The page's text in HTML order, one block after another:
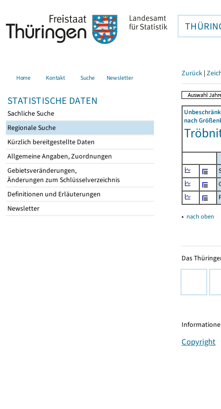
Home Kontakt Suche Newsletter
STATISTISCHE DATEN
Sachliche Suche
Regionale Suche
Kürzlich bereitgestellte Daten
Allgemeine Angaben, Zuordnungen
Gebietsveränderungen,
Änderungen zum Schlüsselverzeichnis
Definitionen und Erläuterungen
Newsletter
Zurück |
nach
▴ nach oben
Das
Copyright